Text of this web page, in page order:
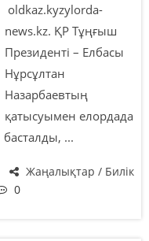
oldkaz.kyzylorda-
news.kz. ҚР Тұңғыш
Президенті – Елбасы
Нұрсұлтан
Назарбаевтың
қатысуымен елордада
...
Жаңалықтар / Билік
0